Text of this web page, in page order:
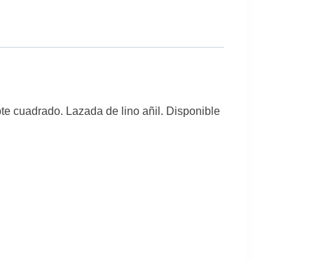
cuadrado. Lazada de lino añil. Disponible